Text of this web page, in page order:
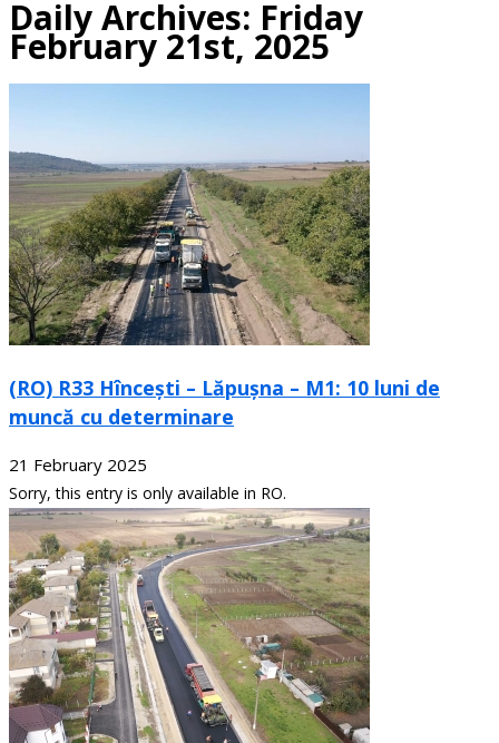
Daily Archives: Friday
February 21st, 2025
(RO) R33 Hîncești – Lăpușna – M1: 10 luni de
muncă cu determinare
21 February 2025
Sorry, this entry is only available in RO.